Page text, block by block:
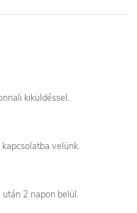
kiküldéssel.
velünk.
2 napon belül.